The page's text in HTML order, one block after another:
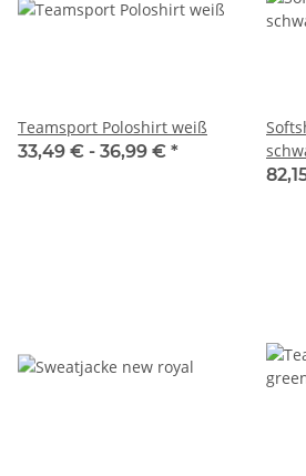
Teamsport Poloshirt weiß
33,49 € - 36,99 € *